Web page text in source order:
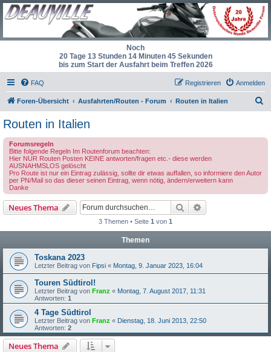
Noch
20 Tage 13 Stunden 14 Minuten 45 Sekunden
bis zum Start der Ausfahrt beim Treffen 2026
FAQ Anmelden
Registrieren
Foren-Übersicht Ausfahrten/Routen - Forum Routen in Italien
Routen in Italien
Forumsregeln
Bitte folgende Regeln Im Routenforum beachten:
Hier NUR Routen Posten KEINE antworten/fragen etc.- diese werden
AUSNAHMSLOS gelöscht
Pro Route ist nur ein Eintrag zulässig, sollte dir etwas auffallen, so informiere den Autor
per PN/Mail so das dieser seinen Eintrag, wenn nötig, ändern/erweitern kann
Danke
Neues Thema Suche
3 Themen • Seite 1 von 1
Themen
Toskana 2023
Letzter Beitrag von Fipsi « Montag, 9. Januar 2023, 16:04
Touren Südtirol!
Letzter Beitrag von Franz « Montag, 7. August 2017, 11:31
Antworten: 1
4 Tage Südtirol
Letzter Beitrag von Franz « Dienstag, 18. Juni 2013, 22:50
Antworten: 2
Neues Thema